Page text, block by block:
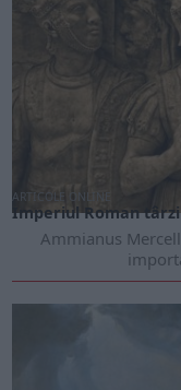
ARTICOLE ONLINE
Imperiul Roman
Ammianus